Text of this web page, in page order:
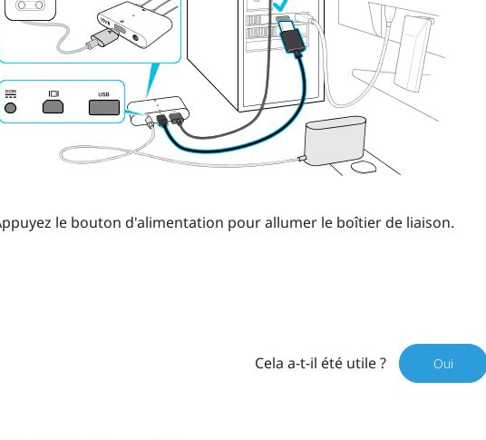
le bouton d'alimentation pour allumer le boîtier de liaison.
Cela a-t-il été utile ? Oui